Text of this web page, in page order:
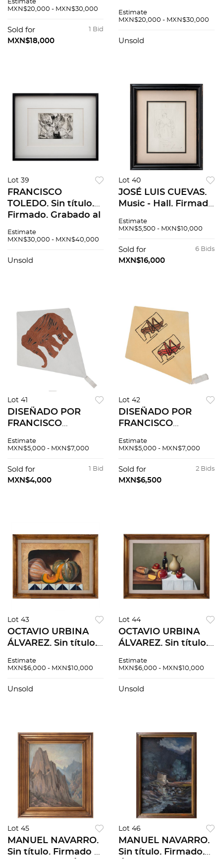
101 / 300 en papel
medidas totales
Estimate
MXN$20,000 - MXN$30,000
1 Bid
Sold for
MXN$18,000
aguafuerte,
46 / 120. 35 x 25 cm
Estimate
MXN$20,000 - MXN$30,000
Unsold
Lot 39
FRANCISCO
TOLEDO. Sin título.
Firmado. Grabado al
26.5 x 19.5 cm
papel
Estimate
MXN$30,000 - MXN$40,000
Unsold
Lot 40
JOSÉ LUIS CUEVAS.
Music - Hall. Firmada
Oct - 1971. Tinta
cm
Estimate
MXN$5,500 - MXN$10,000
6 Bids
Sold for
MXN$16,000
Lot 41
DISEÑADO POR
FRANCISCO
Sin firma. Esténcil y
hecho a mano. 70 x
55 cm
Estimate
MXN$5,000 - MXN$7,000
1 Bid
Sold for
MXN$4,000
Lot 42
DISEÑADO POR
FRANCISCO
Sin firma. Esténcil y
hecho a mano. 70 x
55 cm
Estimate
MXN$5,000 - MXN$7,000
2 Bids
Sold for
MXN$6,500
Lot 43
OCTAVIO URBINA
ÁLVAREZ. Sin título.
2003. Óleo sobre
Estimate
MXN$6,000 - MXN$10,000
Unsold
Lot 44
OCTAVIO URBINA
ÁLVAREZ. Sin título.
2004. Óleo sobre
Estimate
MXN$6,000 - MXN$10,000
Unsold
Lot 45
MANUEL NAVARRO.
Sin título. Firmado y
Lot 46
MANUEL NAVARRO.
Sin título. Firmado.